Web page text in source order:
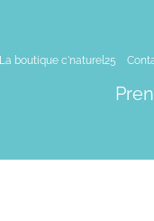
La boutique c'naturel25